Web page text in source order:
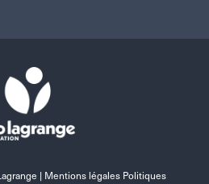
| Mentions légales Politiques